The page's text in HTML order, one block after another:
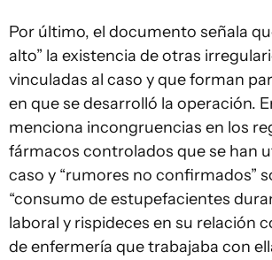
Por último, el documento señala
alto” la existencia de otras
vinculadas al caso y que forman
en que se desarrolló la operación.
menciona incongruencias en los
fármacos controlados que se han
caso y “rumores no confirmados”
“consumo de estupefacientes
laboral y rispideces en su relación
de enfermería que trabajaba con